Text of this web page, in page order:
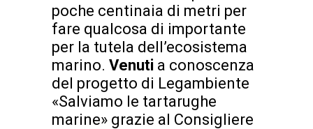
poche centinaia di metri per
fare qualcosa di importante
per la tutela dell’ecosistema
marino. Venuti a conoscenza
del progetto di Legambiente
«Salviamo le tartarughe
marine» grazie al Consigliere